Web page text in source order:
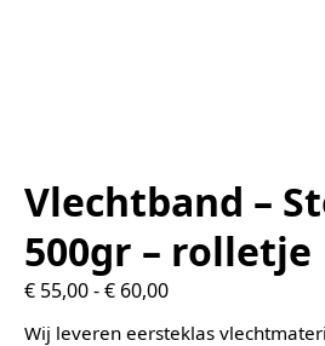
Vlechtband –
500gr – rolletje
€ 55,00-€ 60,00Prijsklasse: €
Wij leveren eersteklas